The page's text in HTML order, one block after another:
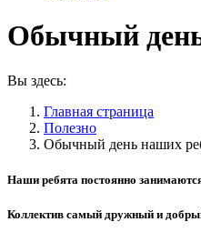
Обычный
Вы здесь:
Главная страница
Полезно
Обычный день наших
Наши ребята постоянно
Коллектив самый дружный и